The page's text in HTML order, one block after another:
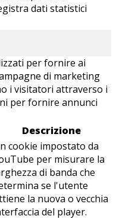
dati statistici
per fornire ai
di marketing
i visitatori attraverso i
per fornire annunci
Descrizione
cookie impostato da
per misurare la
di banda che
se l'utente
la nuova o vecchia
del player.